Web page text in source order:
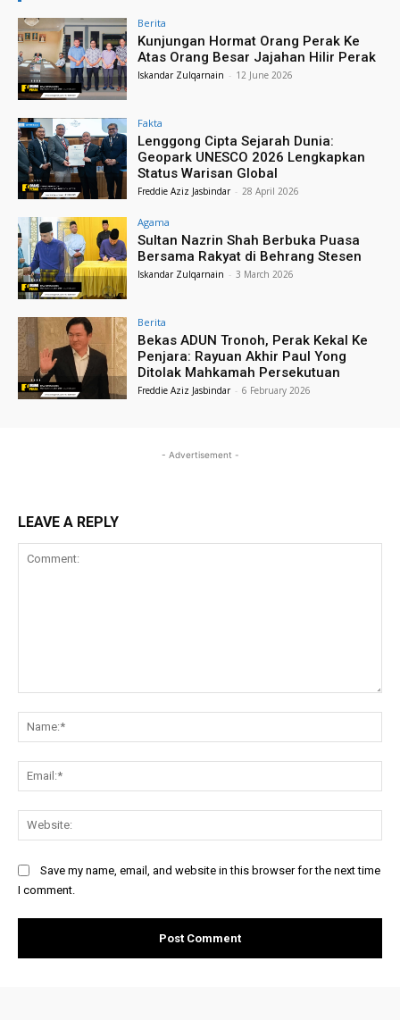
Berita
Kunjungan Hormat Orang Perak Ke
Atas Orang Besar Jajahan Hilir Perak
Iskandar Zulqarnain - 12 June 2026
Fakta
Lenggong Cipta Sejarah Dunia:
Geopark UNESCO 2026 Lengkapkan
Status Warisan Global
Freddie Aziz Jasbindar - 28 April 2026
Agama
Sultan Nazrin Shah Berbuka Puasa
Bersama Rakyat di Behrang Stesen
Iskandar Zulqarnain - 3 March 2026
Berita
Bekas ADUN Tronoh, Perak Kekal Ke
Penjara: Rayuan Akhir Paul Yong
Ditolak Mahkamah Persekutuan
Freddie Aziz Jasbindar - 6 February 2026
- Advertisement -
LEAVE A REPLY
Save my name, email, and website in this browser for the next time
I comment.